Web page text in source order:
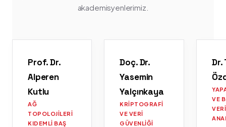
akademisyenlerimiz.
Prof. Dr.
Alperen
Kutlu
AĞ
TOPOLOJILERI
KIDEMLI BAŞ
Doç. Dr.
Yasemin
Yalçınkaya
KRIPTOGRAFI
VE VERI
GÜVENLIĞI
Dr.
VE
VERI